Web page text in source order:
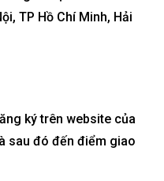
TP Hồ Chí Minh, Hải
ký trên website của
sau đó đến điểm giao